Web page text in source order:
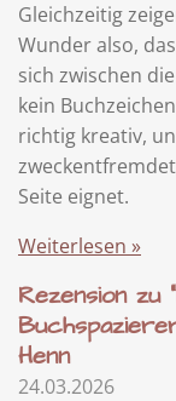
Gleichzeitig
Wunder also,
sich zwischen
kein
richtig kreativ,
Seite eignet.
Weiterlesen »
Rezension zu
Henn
24.03.2026